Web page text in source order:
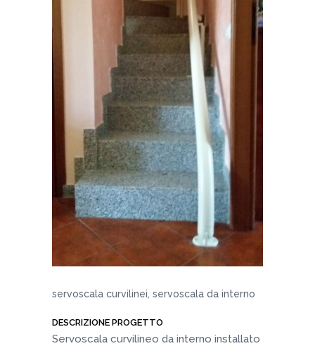
servoscala curvilinei, servoscala da interno
DESCRIZIONE PROGETTO
Servoscala curvilineo da interno installato